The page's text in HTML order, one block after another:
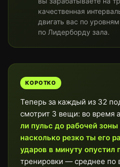
качественная
двигать вас по
по Лидерборду зала.
КОРОТКО
Теперь за каждый из 32
смотрит 3 вещи: во время
ли пульс до рабочей зоны
насколько резко ты его
ударов в минуту опустил
тренировки — среднее по